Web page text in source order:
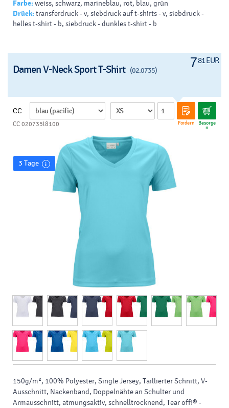
Farbe:weiss, schwarz, marineblau, rot, blau, grün
Drück:transferdruck - v, siebdruck auf t-shirts - v, siebdruck -
helles t-shirt - b, siebdruck - dunkles t-shirt - b
781 EUR
Damen V-Neck Sport T-Shirt (02.0735)
CC
Fordern Besorge
n
CC 020735l8100
3 Tage
150g/m², 100% Polyester, Single Jersey, Taillierter Schnitt, V-
Ausschnitt, Nackenband, Doppelnähte an Schulter und
Armausschnitt, atmungsaktiv, schnelltrocknend, Tear off!® -